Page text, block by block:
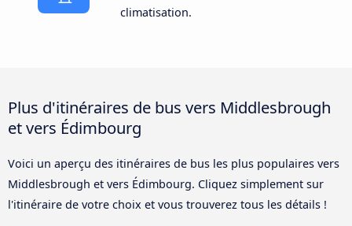
climatisation.
Plus d'itinéraires de bus vers Middlesbrough
et vers Édimbourg
Voici un aperçu des itinéraires de bus les plus populaires vers
Middlesbrough et vers Édimbourg. Cliquez simplement sur
l'itinéraire de votre choix et vous trouverez tous les détails !